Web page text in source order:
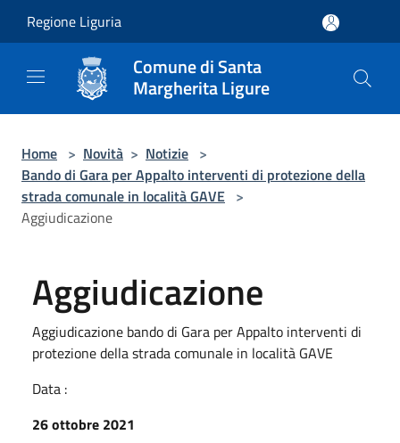
Regione Liguria
Comune di Santa
Margherita Ligure
Home > Novità > Notizie >
Bando di Gara per Appalto interventi di protezione della
strada comunale in località GAVE >
Aggiudicazione
Aggiudicazione
Aggiudicazione bando di Gara per Appalto interventi di
protezione della strada comunale in località GAVE
Data :
26 ottobre 2021